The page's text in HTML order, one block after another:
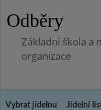
Odběry
Základní škola a
organizace
Vybrat jídelnu Jídelní